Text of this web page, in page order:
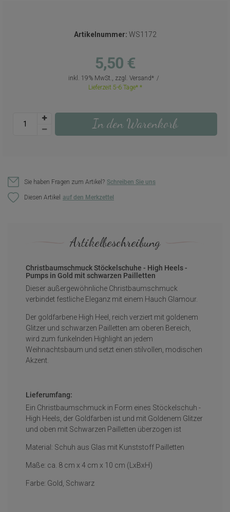
Artikelnummer: WS1172
5,50 €
inkl. 19% MwSt., zzgl. Versand
Lieferzeit 5-6 Tage*
In den Warenkorb
Sie haben Fragen zum Artikel? Schreiben Sie uns
Diesen Artikel
Artikelbeschreibung
Christbaumschmuck Stöckelschuhe - High Heels -
Pumps in Gold mit schwarzen Pailletten
Dieser außergewöhnliche Christbaumschmuck
verbindet festliche Eleganz mit einem Hauch Glamour.
Der goldfarbene High Heel, reich verziert mit goldenem
Glitzer und schwarzen Pailletten am oberen Bereich,
wird zum funkelnden Highlight an jedem
Weihnachtsbaum und setzt einen stilvollen, modischen
Akzent.
Lieferumfang:
Ein Christbaumschmuck in Form eines Stöckelschuh -
High Heels, der Goldfarben ist und mit Goldenem Glitzer
und oben mit Schwarzen Pailletten überzogen ist
Material: Schuh aus Glas mit Kunststoff Pailletten
Maße: ca. 8 cm x 4 cm x 10 cm (LxBxH)
Farbe: Gold, Schwarz